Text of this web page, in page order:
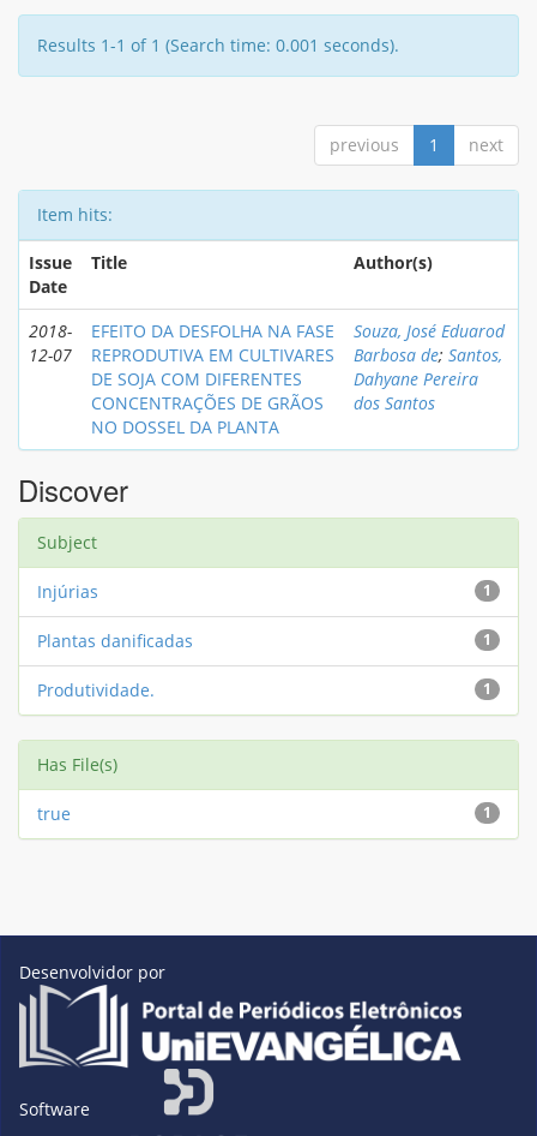
Results 1-1 of 1 (Search time: 0.001 seconds).
previous 1 next
Item hits:
Issue
Date
Title Author(s)
2018-
12-07
EFEITO DA DESFOLHA NA FASE
REPRODUTIVA EM CULTIVARES
DE SOJA COM DIFERENTES
CONCENTRAÇÕES DE GRÃOS
NO DOSSEL DA PLANTA
Souza, José Eduarod
Barbosa de; Santos,
Dahyane Pereira
dos Santos
Discover
Subject
1
Injúrias
1
Plantas danificadas
1
Produtividade.
Has File(s)
1
true
Desenvolvidor por
Software